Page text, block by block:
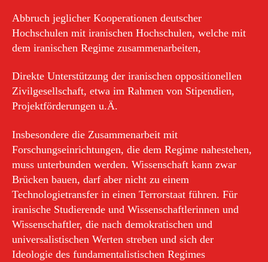
Abbruch jeglicher Kooperationen deutscher
Hochschulen mit iranischen Hochschulen, welche mit
dem iranischen Regime zusammenarbeiten,
Direkte Unterstützung der iranischen oppositionellen
Zivilgesellschaft, etwa im Rahmen von Stipendien,
Projektförderungen u.Ä.
Insbesondere die Zusammenarbeit mit
Forschungseinrichtungen, die dem Regime nahestehen,
muss unterbunden werden. Wissenschaft kann zwar
Brücken bauen, darf aber nicht zu einem
Technologietransfer in einen Terrorstaat führen. Für
iranische Studierende und Wissenschaftlerinnen und
Wissenschaftler, die nach demokratischen und
universalistischen Werten streben und sich der
Ideologie des fundamentalistischen Regimes